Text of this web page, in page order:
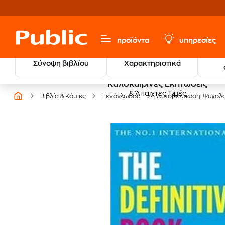
προϊόντα υπηρεσίες
Σύνοψη βιβλίου Χαρακτηριστικά
Καλοκαιρινές Εκπτώσεις
& Άπαιχτες Τιμές
Βιβλία & Κόμικς Ξενόγλωσσα Αυτοβελτίωση,